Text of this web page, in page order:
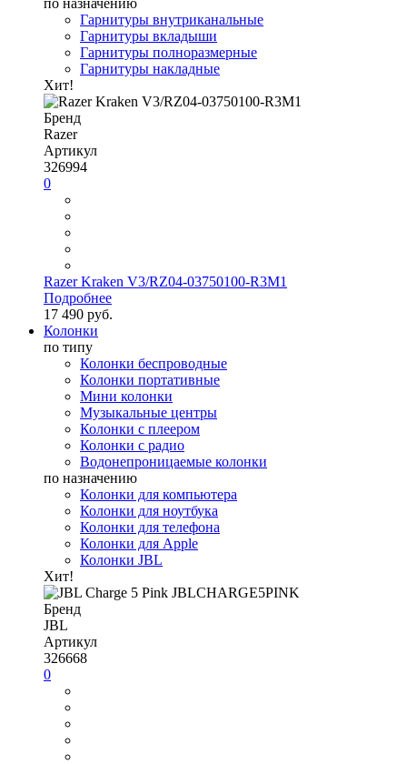
по назначению
Гарнитуры внутриканальные
Гарнитуры вкладыши
Гарнитуры полноразмерные
Гарнитуры накладные
Хит!
Бренд
Razer
Артикул
326994
0
Razer Kraken V3/RZ04-03750100-R3M1
Подробнее
17 490 руб.
Колонки
по типу
Колонки беспроводные
Колонки портативные
Мини колонки
Музыкальные центры
Колонки с плеером
Колонки с радио
Водонепроницаемые колонки
по назначению
Колонки для компьютера
Колонки для ноутбука
Колонки для телефона
Колонки для Apple
Колонки JBL
Хит!
Бренд
JBL
Артикул
326668
0